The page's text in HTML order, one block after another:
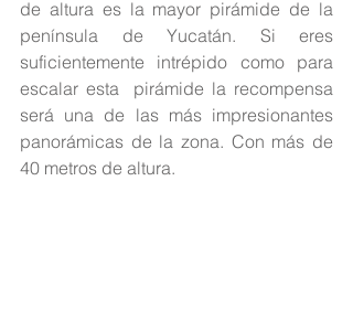
de altura es la mayor pirámide de la
península de Yucatán. Si eres
suficientemente intrépido como para
escalar esta  pirámide la recompensa
será una de las más impresionantes
panorámicas de la zona. Con más de
40 metros de altura.